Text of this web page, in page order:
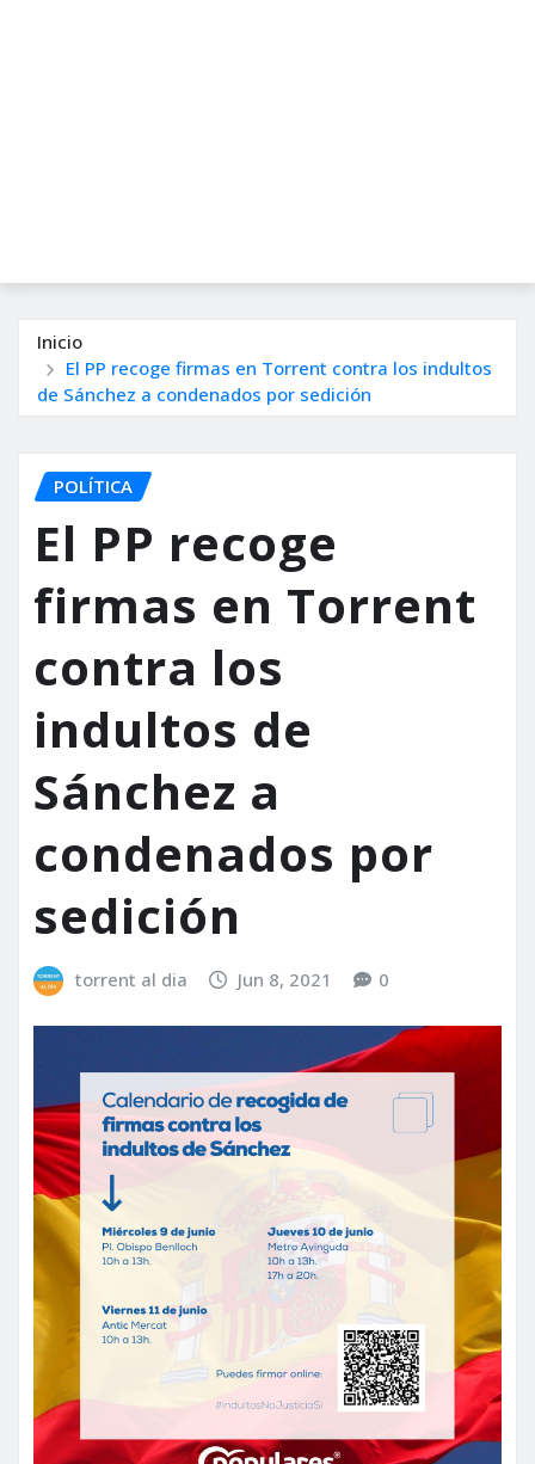
Inicio
El PP recoge firmas en Torrent contra los indultos
de Sánchez a condenados por sedición
POLÍTICA
El PP recoge
firmas en Torrent
contra los
indultos de
Sánchez a
condenados por
sedición
torrent al dia Jun 8, 2021 0